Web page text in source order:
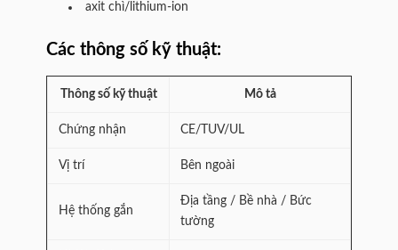
axit chì/lithium-ion
Các thông số kỹ thuật:
Thông số kỹ thuật Mô tả
Chứng nhận CE/TUV/UL
Vị trí Bên ngoài
Hệ thống gắn
Địa tầng / Bề nhà / Bức
tường